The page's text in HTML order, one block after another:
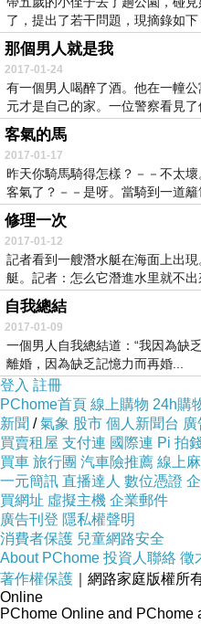
了，提出了若干問題，現摘錄如
那個男人就是我
2017-01-24
有一個男人喝醉了酒。他在一幢
元才是自己的家。一位警察看見了
客氣的馬
2017-01-17
昨天你騎馬騎得怎樣？－－不太
客氣了？－－是呀。當騎到一道籬
修理一次
2017-01-12
記者看到一艘潛水艇在海面上出
艇。記者：怎么它潛進水里就不出
自我總結
2017-01-09
一個男人自我總結道：“我因為缺
離婚，因為缺乏記憶力而再婚...
登入 註冊
PChome首頁 線上購物 24h購
新聞 /氣象 股市 個人新聞台
買賣租屋 支付連 國際連 Pi 拍
買車 旅行團 汽車險推薦 線上
一元簡訊 直播達人 數位憑證
買網址 虛擬主機 企業郵件
廣告刊登 隱私權聲明
消費者保護 兒童網路安全
About PChome 投資人聯絡 徵
著作權保護 ｜網路家庭版權所
Online
PChome Online and PChome